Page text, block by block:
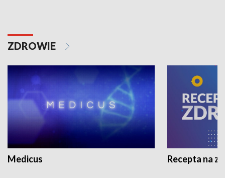
ZDROWIE
Medicus Recepta na